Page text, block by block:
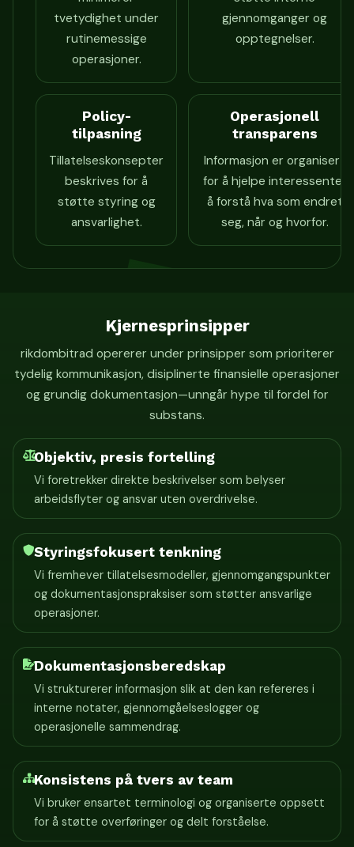
tvetydighet under
rutinemessige
operasjoner.
gjennomganger og
opptegnelser.
Policy-
tilpasning
Tillatelseskonsepter
beskrives for å
støtte styring og
ansvarlighet.
Operasjonell
transparens
Informasjon er organisert
for å hjelpe interessenter
å forstå hva som endret
seg, når og hvorfor.
Kjernesprinsipper
rikdombitrad opererer under prinsipper som prioriterer
tydelig kommunikasjon, disiplinerte finansielle operasjoner
og grundig dokumentasjon—unngår hype til fordel for
substans.
Objektiv, presis fortelling
Vi foretrekker direkte beskrivelser som belyser
arbeidsflyter og ansvar uten overdrivelse.
Styringsfokusert tenkning
Vi fremhever tillatelsesmodeller, gjennomgangspunkter
og dokumentasjonspraksiser som støtter ansvarlige
operasjoner.
Dokumentasjonsberedskap
Vi strukturerer informasjon slik at den kan refereres i
interne notater, gjennomgåelseslogger og
operasjonelle sammendrag.
Konsistens på tvers av team
Vi bruker ensartet terminologi og organiserte oppsett
for å støtte overføringer og delt forståelse.